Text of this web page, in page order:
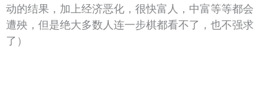
动的结果，加上经济恶化，很快富人，中富等等都会
遭殃，但是绝大多数人连一步棋都看不了，也不强求
了）